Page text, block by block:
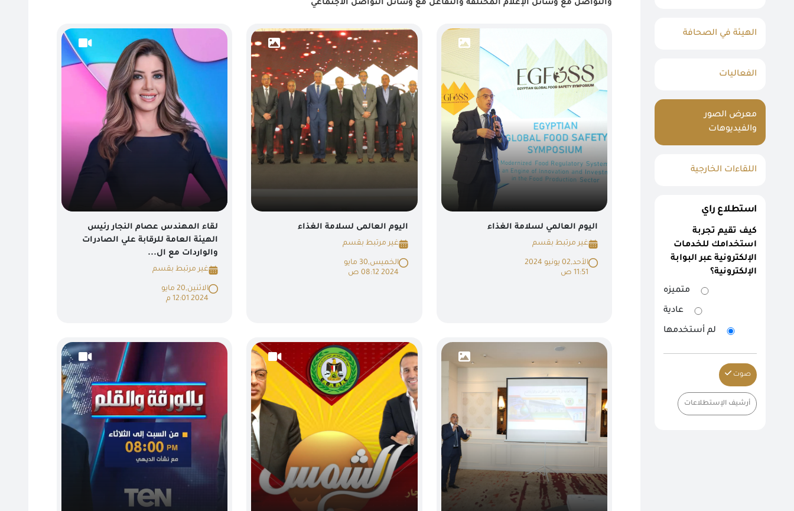
الهيئة في الصحافة
الفعاليات
معرض الصور
والفيديوهات
اللقاءات الخارجية
استطلاع راي
كيف تقيم تجربة
استخدامك للخدمات
الإلكترونية عبر البوابة
الإلكترونية؟
متميزه
عادية
لم أستخدمها
صوت
أرشيف الإستطلاعات
والتواصل مع وسائل الإعلام المختلفة والتفاعل مع وسائل التواصل الاجتماعي
اليوم العالمي لسلامة الغذاء
غير مرتبط بقسم
الأحد,02 يونيو 2024
11:51 ص
اليوم العالمى لسلامة الغذاء
غير مرتبط بقسم
الخميس,30 مايو
2024 08:12 ص
لقاء المهندس عصام النجار رئيس
الهيئة العامة للرقابة علي الصادرات
والواردات مع ال...
غير مرتبط بقسم
الاثنين,20 مايو
2024 12:01 م